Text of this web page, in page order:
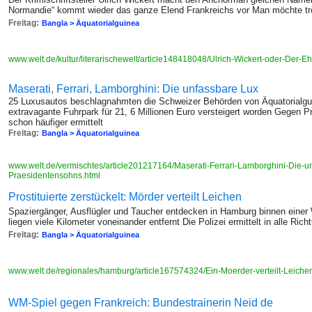
Normandie“ kommt wieder das ganze Elend Frankreichs vor Man möchte
Freitag: Bangla > Äquatorialguinea
www.welt.de/kultur/literarischewelt/article148418048/Ulrich-Wickert-oder-Der-
Maserati, Ferrari, Lamborghini: Die unfassbare Lux
25 Luxusautos beschlagnahmten die Schweizer Behörden von
extravagante Fuhrpark für 21, 6 Millionen Euro versteigert worden Gegen
schon häufiger ermittelt
Freitag: Bangla > Äquatorialguinea
www.welt.de/vermischtes/article201217164/Maserati-Ferrari-Lamborghini-Die-
Praesidentensohns.html
Prostituierte zerstückelt: Mörder verteilt Leichen
Spaziergänger, Ausflügler und Taucher entdecken in Hamburg binnen
liegen viele Kilometer voneinander entfernt Die Polizei ermittelt in alle
Freitag: Bangla > Äquatorialguinea
www.welt.de/regionales/hamburg/article167574324/Ein-Moerder-verteilt-
WM-Spiel gegen Frankreich: Bundestrainerin Neid de